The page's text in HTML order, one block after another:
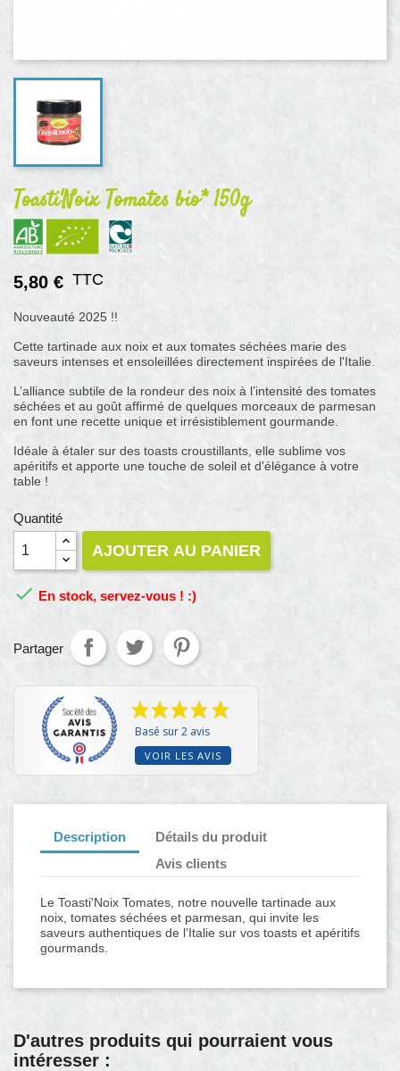
Toasti'Noix Tomates bio* 150g
5,80 € TTC
Nouveauté 2025 !!
Cette tartinade aux noix et aux tomates séchées marie des
saveurs intenses et ensoleillées directement inspirées de l'Italie.
L’alliance subtile de la rondeur des noix à l’intensité des tomates
séchées et au goût affirmé de quelques morceaux de parmesan
en font une recette unique et irrésistiblement gourmande.
Idéale à étaler sur des toasts croustillants, elle sublime vos
apéritifs et apporte une touche de soleil et d'élégance à votre
table !
Quantité
AJOUTER AU PANIER
 En stock, servez-vous ! :)
Partager
Basé sur 2 avis
VOIR LES AVIS
Description
Détails du produit
Avis clients
Le Toasti'Noix Tomates, notre nouvelle tartinade aux
noix, tomates séchées et parmesan, qui invite les
saveurs authentiques de l’Italie sur vos toasts et apéritifs
gourmands.
D'autres produits qui pourraient vous
intéresser :